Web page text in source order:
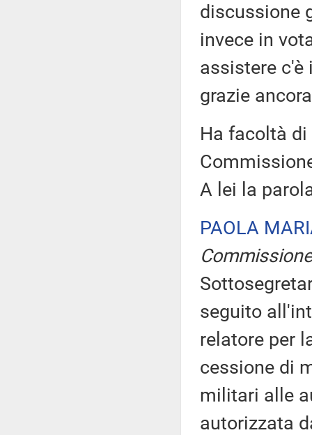
discussione
invece in
assistere c'è
grazie
Ha facoltà
A lei la
PAOLA
seguito
relatore per
cessione di
militari alle
autorizzata